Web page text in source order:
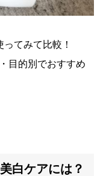
てみて比較！
目的別でおすすめ
白ケアには？